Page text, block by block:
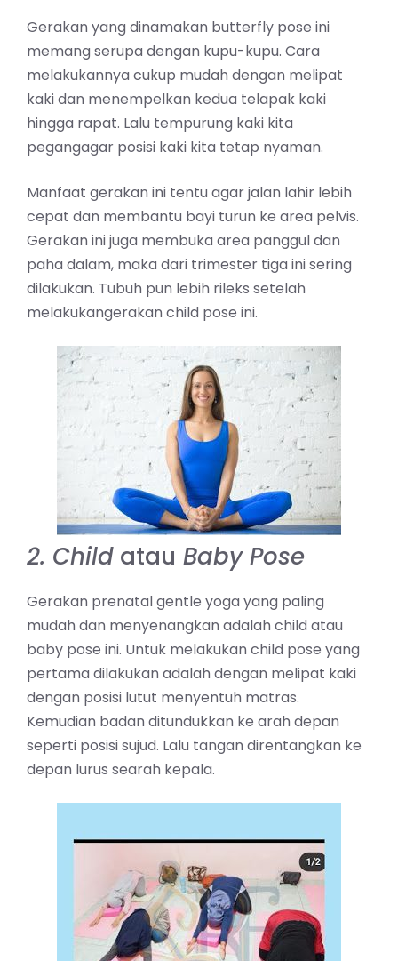
Gerakan yang dinamakan butterfly pose ini
memang serupa dengan kupu-kupu. Cara
melakukannya cukup mudah dengan melipat
kaki dan menempelkan kedua telapak kaki
hingga rapat. Lalu tempurung kaki kita
pegangagar posisi kaki kita tetap nyaman.
Manfaat gerakan ini tentu agar jalan lahir lebih
cepat dan membantu bayi turun ke area pelvis.
Gerakan ini juga membuka area panggul dan
paha dalam, maka dari trimester tiga ini sering
dilakukan. Tubuh pun lebih rileks setelah
melakukangerakan child pose ini.
2. Child atau Baby Pose
Gerakan prenatal gentle yoga yang paling
mudah dan menyenangkan adalah child atau
baby pose ini. Untuk melakukan child pose yang
pertama dilakukan adalah dengan melipat kaki
dengan posisi lutut menyentuh matras.
Kemudian badan ditundukkan ke arah depan
seperti posisi sujud. Lalu tangan direntangkan ke
depan lurus searah kepala.